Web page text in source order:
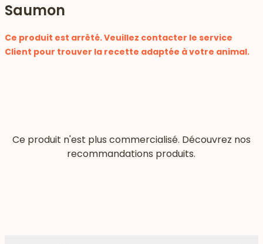
Saumon
Ce produit est arrêté. Veuillez contacter le service
Client pour trouver la recette adaptée à votre animal.
Ce produit n'est plus commercialisé. Découvrez nos
recommandations produits.